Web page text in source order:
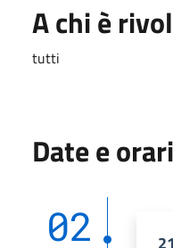
A chi è
tutti
Date e orari
02